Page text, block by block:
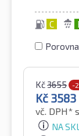
C
Kč3655 -
Kč 3583
vč. DPH*
NA